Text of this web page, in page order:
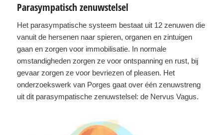
Parasympatisch zenuwstelsel
Het parasympatische systeem bestaat uit 12 zenuwen die
vanuit de hersenen naar spieren, organen en zintuigen
gaan en zorgen voor immobilisatie. In normale
omstandigheden zorgen ze voor ontspanning en rust, bij
gevaar zorgen ze voor bevriezen of pleasen. Het
onderzoekswerk van Porges gaat over één zenuwstreng
uit dit parasympatische zenuwstelsel: de Nervus Vagus.